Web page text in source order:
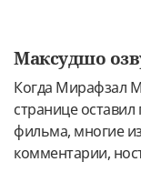
Максудшо
Когда Мирафзал
странице
фильма, многие
комментарии,